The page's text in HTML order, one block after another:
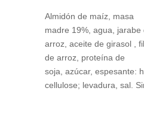
Almidón de maíz, masa
madre 19%, agua,
arroz, aceite de girasol ,
de arroz, proteína de
soja, azúcar, espesante:
cellulose; levadura, sal.